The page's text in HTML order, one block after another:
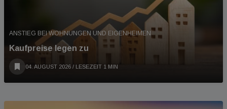
ANSTIEG BEI WOHNUNGEN UND EIGENHEIMEN
Kaufpreise legen zu
04. AUGUST 2026 / LESEZEIT 1 MIN